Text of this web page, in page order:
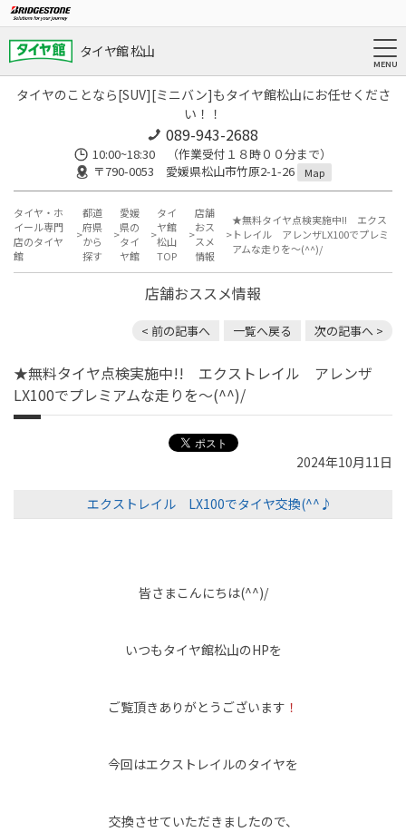
タイヤ館 松山
タイヤのことなら[SUV][ミニバン]もタイヤ館松山にお任せくださ
い！！
089-943-2688
10:00~18:30 （作業受付１８時００分まで）
〒790-0053 愛媛県松山市竹原2-1-26
Map
タイヤ・ホ
イール専門
店のタイヤ
館
都道
府県
から
探す
愛媛
県の
タイ
ヤ館
タイ
ヤ館
松山
TOP
店舗
おス
スメ
情報
★無料タイヤ点検実施中!! エクス
トレイル アレンザLX100でプレミ
アムな走りを～(^^)/
店舗おススメ情報
< 前の記事へ 一覧へ戻る 次の記事へ >
★無料タイヤ点検実施中!! エクストレイル アレンザ
LX100でプレミアムな走りを～(^^)/
2024年10月11日
エクストレイル LX100でタイヤ交換(^^♪
皆さまこんにちは(^^)/
いつもタイヤ館松山のHPを
ご覧頂きありがとうございます ！
今回はエクストレイルのタイヤを
交換させていただきましたので、